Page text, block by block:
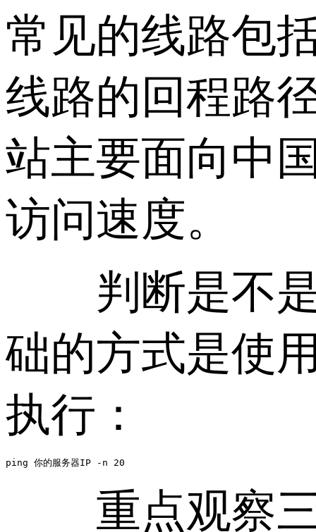
常见的线路包
线路的回程路
站主要面向中
访问速度。
判断是不是
础的方式是使
执行：
ping 你的服务器IP -n 20
重点观察三